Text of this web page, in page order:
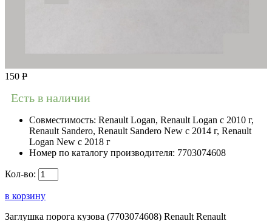
150 Р
Есть в наличии
Совместимость: Renault Logan, Renault Logan c 2010 г,
Renault Sandero, Renault Sandero New с 2014 г, Renault
Logan New с 2018 г
Номер по каталогу производителя: 7703074608
Кол-во:
в корзину
Заглушка порога кузова (7703074608) Renault Renault